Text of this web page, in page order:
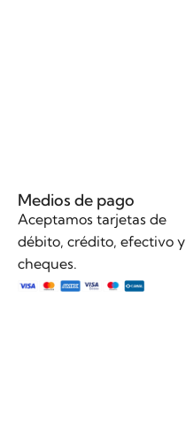
Medios de pago
Aceptamos tarjetas de
débito, crédito, efectivo y
cheques.